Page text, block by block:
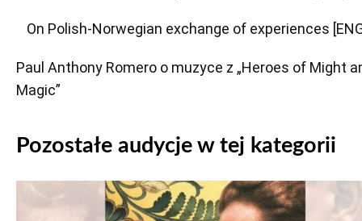
On Polish-Norwegian exchange of experiences
Paul Anthony Romero o muzyce z „Heroes of Might
Magic”
Pozostałe audycje w tej kategorii
plików